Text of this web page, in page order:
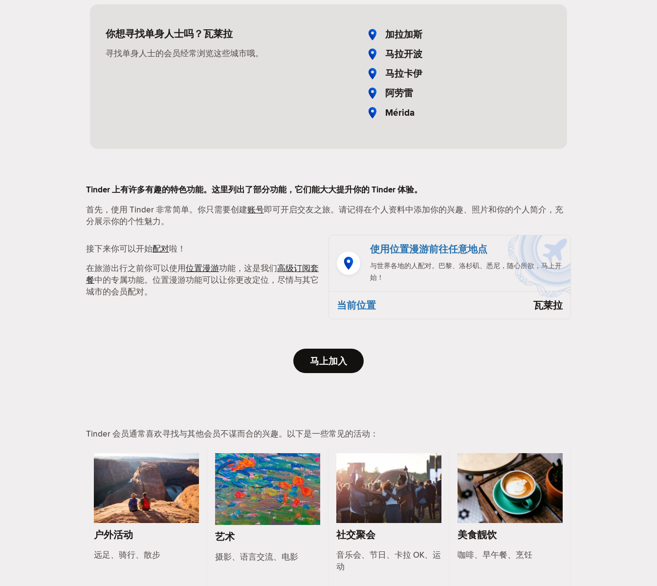
你想寻找单身人士吗？瓦莱拉
寻找单身人士的会员经常浏览这些城市哦。
加拉加斯
马拉开波
马拉卡伊
阿劳雷
Mérida
Tinder 上有许多有趣的特色功能。这里列出了部分功能，它们能大大提升你的 Tinder 体验。
首先，使用 Tinder 非常简单。你只需要创建账号即可开启交友之旅。请记得在个人资料中添加你的兴趣、照片和你的个人简介，充
分展示你的个性魅力。
接下来你可以开始配对啦！
在旅游出行之前你可以使用位置漫游功能，这是我们高级订阅套
餐中的专属功能。位置漫游功能可以让你更改定位，尽情与其它
城市的会员配对。
使用位置漫游前往任意地点
与世界各地的人配对。巴黎、洛杉矶、悉尼，随心所欲，马上开
始！
当前位置 瓦莱拉
马上加入
Tinder 会员通常喜欢寻找与其他会员不谋而合的兴趣。以下是一些常见的活动：
户外活动
远足、骑行、散步
艺术
摄影、语言交流、电影
社交聚会
音乐会、节日、卡拉 OK、运
动
美食靓饮
咖啡、早午餐、烹饪